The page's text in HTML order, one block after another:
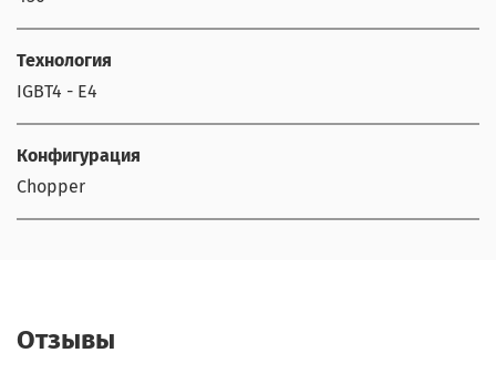
Технология
IGBT4 - E4
Конфигурация
Chopper
Отзывы